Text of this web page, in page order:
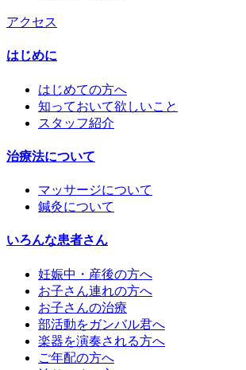
アクセス
はじめに
はじめての方へ
知っておいて欲しいこと
スタッフ紹介
治療法について
マッサージについて
鍼灸について
いろんな患者さん
妊娠中・産後の方へ
お子さん連れの方へ
お子さんの治療
部活動をガンバル君へ
楽器を演奏される方へ
ご年配の方へ